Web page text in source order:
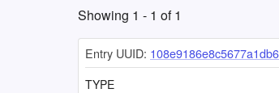
Showing 1 - 1 of1
Entry UUID:
TYPE